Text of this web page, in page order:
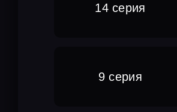
14 серия
9 серия